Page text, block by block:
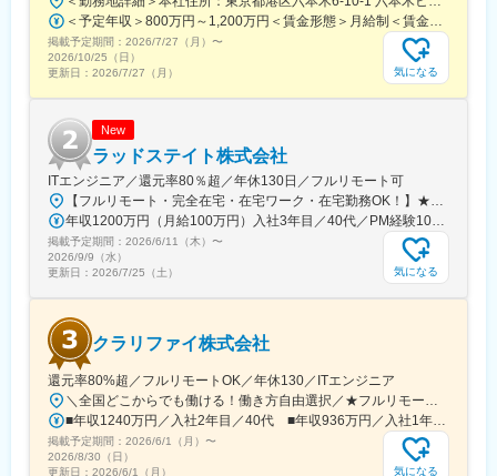
抱えていますのでお客様からのご問い合わせ～手元へ商品が届く
までのスピードの速さにも定評がございます。
【職種の魅力】各物流センターのシステム改善や新規導入へ携わ
る本ポジションは商社である弊社の最重要ポジションであるとも
能です。
変更の範囲：会社の定める業務
掲載予定期間： 2026/7/27（月） 〜
2026/10/25（日）
更新日： 2026/7/27（月） 気になる
New
ラッドステイト株式会社
ITエンジニア／還元率80％超／年休130日／フルリモート可
掲載予定期間： 2026/6/11（木） 〜
2026/9/9（水）
更新日： 2026/7/25（土） 気になる
クラリファイ株式会社
還元率80%超／フルリモートOK／年休130／ITエンジニア
掲載予定期間： 2026/6/1（月） 〜
2026/8/30（日）
更新日： 2026/6/1（月） 気になる